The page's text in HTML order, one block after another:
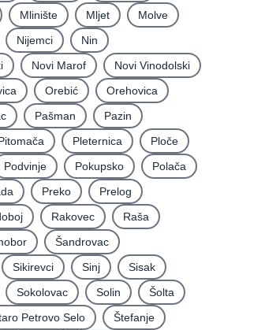
Mlinište Mljet
Molve
Nijemci
Nin
Novi Marof
Novi Vinodolski
Orebić
Orehovica
Pašman
Pazin
Pleternica
Ploče
Podvinje Pokupsko
Polača
Preko
Prelog
Rakovec
Raša
Šandrovac
Sikirevci Sinj
Sisak
Sokolovac Solin
Šolta
Petrovo Selo
Štefanje